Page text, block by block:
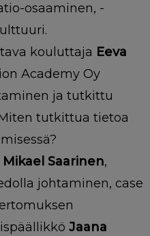
osaaminen, -
kouluttaja Eeva
Academy Oy
ja tutkittu
tutkittua tietoa
Mikael Saarinen,
johtaminen, case
Jaana